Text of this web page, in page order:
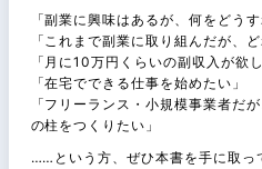
「副業に興味はあるが、何をどう
「これまで副業に取り組んだが、
「月に10万円くらいの副収入が欲し
「在宅でできる仕事を始めたい」
「フリーランス・小規模事業者だ
の柱をつくりたい」
……という方、ぜひ本書を手に取っ